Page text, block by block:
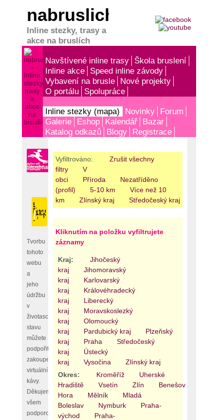
nabruslich.cz
Inline stezky, trasy a
akce na bruslích
Navštívené inline trasy
Škola bruslení
Inline akce
Speed inline závody
Vybavení na brusle
Nové projekty
O portálu
Spolupráce
Inline stezky (mapa) Novinky
Forum
Galerie
Eshop Kalendář
Bazar
Katalog odkazů
Blogy Registrace
Tvorbu
tohoto
webu
a
jeho
údržbu
v
životaschopném
stavu
můžete
podpořit
zakoupením
virtuální
kávy.
Děkujeme
všem
podporovatelům,
Vyfiltrováno:
Zrušit všechny
filtry
V
obci
Příroda
Nezatříděno
(profil)
5-10 km
Více než 10
km
Zlínský kraj Středočeský kraj
Kliknutím na položku vyfiltrujete
záznamy
Kraj:
Jihočeský
kraj
Jihomoravský
kraj
Karlovarský
kraj
Královéhradecký
kraj
Liberecký
kraj
Moravskoslezký
kraj
Olomoucký
kraj
Pardubický kraj
Plzeňský
kraj
Praha
Středočeský
kraj
Ústecký
kraj
Vysočina
Zlínský kraj
Okres:
Kroměříž
Uherské
Hradiště
Vsetín Zlín Benešov
Hora
Mělník
Mladá
Boleslav
Nymburk
Praha-
východ
Praha-